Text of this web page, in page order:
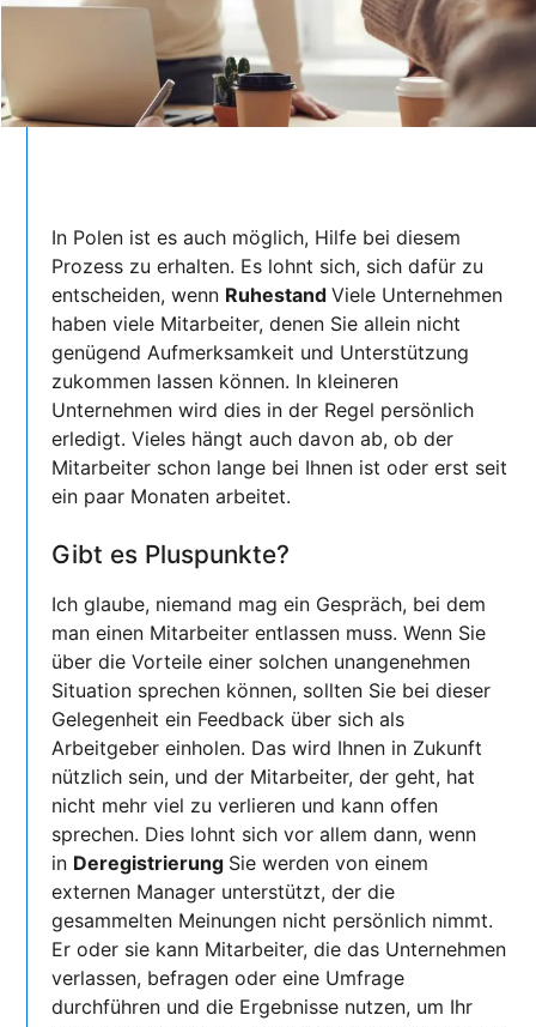
In Polen ist es auch möglich, Hilfe bei diesem
Prozess zu erhalten. Es lohnt sich, sich dafür zu
entscheiden, wenn RuhestandViele Unternehmen
haben viele Mitarbeiter, denen Sie allein nicht
genügend Aufmerksamkeit und Unterstützung
zukommen lassen können. In kleineren
Unternehmen wird dies in der Regel persönlich
erledigt. Vieles hängt auch davon ab, ob der
Mitarbeiter schon lange bei Ihnen ist oder erst seit
ein paar Monaten arbeitet.
Gibt es Pluspunkte?
Ich glaube, niemand mag ein Gespräch, bei dem
man einen Mitarbeiter entlassen muss. Wenn Sie
über die Vorteile einer solchen unangenehmen
Situation sprechen können, sollten Sie bei dieser
Gelegenheit ein Feedback über sich als
Arbeitgeber einholen. Das wird Ihnen in Zukunft
nützlich sein, und der Mitarbeiter, der geht, hat
nicht mehr viel zu verlieren und kann offen
sprechen. Dies lohnt sich vor allem dann, wenn
in Deregistrierung Sie werden von einem
externen Manager unterstützt, der die
gesammelten Meinungen nicht persönlich nimmt.
Er oder sie kann Mitarbeiter, die das Unternehmen
verlassen, befragen oder eine Umfrage
durchführen und die Ergebnisse nutzen, um Ihr